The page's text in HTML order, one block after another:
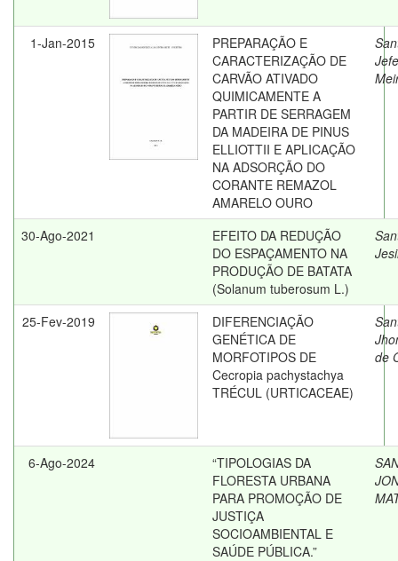
1-Jan-2015
PREPARAÇÃO E
CARACTERIZAÇÃO DE
CARVÃO ATIVADO
QUIMICAMENTE A
PARTIR DE SERRAGEM
DA MADEIRA DE PINUS
ELLIOTTII E APLICAÇÃO
NA ADSORÇÃO DO
CORANTE REMAZOL
AMARELO OURO
30-Ago-2021
EFEITO DA REDUÇÃO
DO ESPAÇAMENTO NA
PRODUÇÃO DE BATATA
(Solanum tuberosum L.)
25-Fev-2019
DIFERENCIAÇÃO
GENÉTICA DE
MORFOTIPOS DE
Cecropia pachystachya
TRÉCUL (URTICACEAE)
de
6-Ago-2024
“TIPOLOGIAS DA
FLORESTA URBANA
PARA PROMOÇÃO DE
JUSTIÇA
SOCIOAMBIENTAL E
SAÚDE PÚBLICA.”